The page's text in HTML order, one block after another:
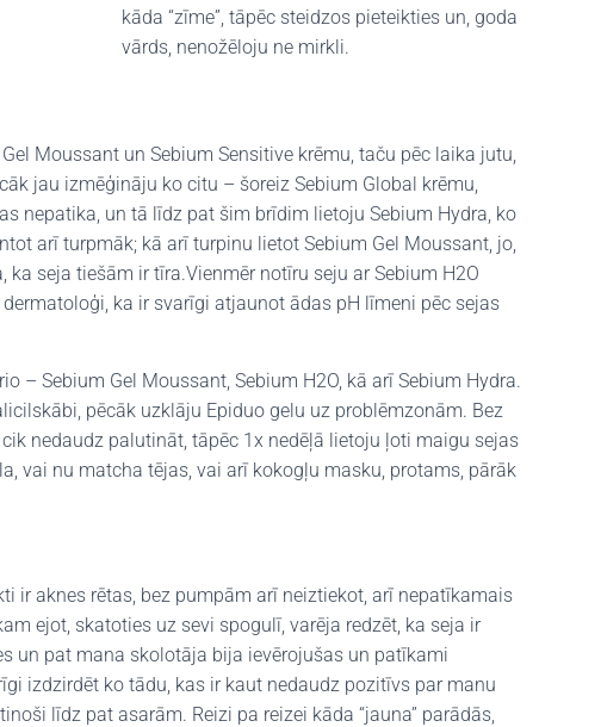
kāda “zīme”, tāpēc steidzos pieteikties un, goda
vārds, nenožēloju ne mirkli.
Moussant un Sebium Sensitive krēmu, taču pēc laika jutu,
jau izmēģināju ko citu – šoreiz Sebium Global krēmu,
nepatika, un tā līdz pat šim brīdim lietoju Sebium Hydra, ko
arī turpmāk; kā arī turpinu lietot Sebium Gel Moussant, jo,
seja tiešām ir tīra.Vienmēr notīru seju ar Sebium H2O
ka ir svarīgi atjaunot ādas pH līmeni pēc sejas
– Sebium Gel Moussant, Sebium H2O, kā arī Sebium Hydra.
pēcāk uzklāju Epiduo gelu uz problēmzonām. Bez
nedaudz palutināt, tāpēc 1x nedēļā lietoju ļoti maigu sejas
vai nu matcha tējas, vai arī kokogļu masku, protams, pārāk
ir aknes rētas, bez pumpām arī neiztiekot, arī nepatīkamais
ejot, skatoties uz sevi spogulī, varēja redzēt, ka seja ir
un pat mana skolotāja bija ievērojušas un patīkami
izdzirdēt ko tādu, kas ir kaut nedaudz pozitīvs par manu
līdz pat asarām. Reizi pa reizei kāda “jauna” parādās,